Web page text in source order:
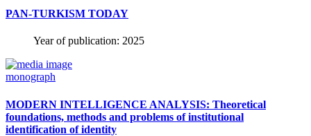
PAN-TURKISM TODAY
Year of publication: 2025
monograph
MODERN INTELLIGENCE ANALYSIS: Theoretical
foundations, methods and problems of institutional
identification of identity